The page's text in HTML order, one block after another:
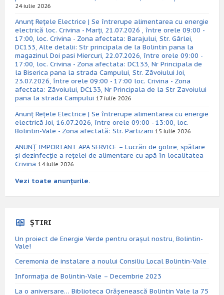
24 iulie 2026
Anunț Rețele Electrice | Se întrerupe alimentarea cu energie
electrică loc. Crivina - Marți, 21.07.2026 , între orele 09:00 -
17:00, loc. Crivina - Zona afectata: Barajului, Str. Gârlei,
DC133, Alte detalii: Str principala de la Bolintin pana la
magazinul Doi pasi Miercuri, 22.07.2026, între orele 09:00 -
17:00, loc. Crivina - Zona afectata: DC133, Nr Principala de
la Biserica pana la strada Campului, Str. Zăvoiului Joi,
23.07.2026, între orele 09:00 - 17:00 loc. Crivina - Zona
afectata: Zăvoiului, DC133, Nr Principala de la Str Zavoiului
pana la strada Campului 17 iulie 2026
Anunț Rețele Electrice | Se întrerupe alimentarea cu energie
electrică Joi, 16.07.2026, între orele 09:00 - 13:00, loc.
Bolintin-Vale - Zona afectată: Str. Partizani 15 iulie 2026
ANUNȚ IMPORTANT APA SERVICE – Lucrări de golire, spălare
și dezinfecție a rețelei de alimentare cu apă în localitatea
Crivina 14 iulie 2026
Vezi toate anunțurile.
ȘTIRI
Un proiect de Energie Verde pentru orașul nostru, Bolintin-
Vale!
Ceremonia de instalare a noului Consiliu Local Bolintin-Vale
Informația de Bolintin-Vale – Decembrie 2023
La o aniversare… Biblioteca Orăşenească Bolintin Vale la 75